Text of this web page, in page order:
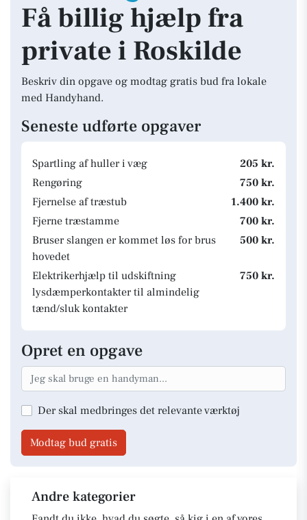
Få billig hjælp fra
private i Roskilde
Beskriv din opgave og modtag gratis bud fra lokale
med Handyhand.
Seneste udførte opgaver
Spartling af huller i væg
205 kr.
Rengøring
750 kr.
Fjernelse af træstub
1.400 kr.
Fjerne træstamme
700 kr.
Bruser slangen er kommet løs for brus
hovedet
500 kr.
Elektrikerhjælp til udskiftning
lysdæmperkontakter til almindelig
tænd/sluk kontakter
750 kr.
Opret en opgave
Der skal medbringes det relevante værktøj
Modtag bud gratis
Andre kategorier